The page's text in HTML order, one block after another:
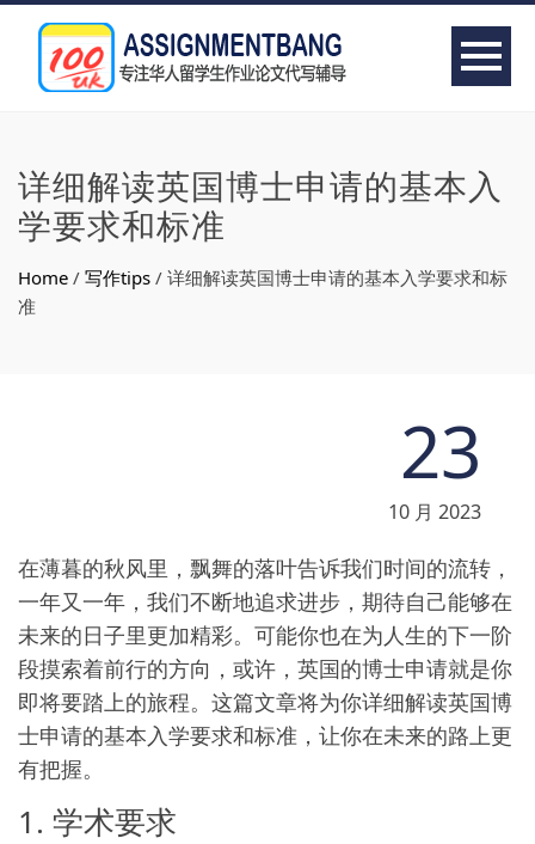
详细解读英国博士申请的基本入
学要求和标准
Home / 写作tips / 详细解读英国博士申请的基本入学要求和标
准
23
10 月 2023
在薄暮的秋风里，飘舞的落叶告诉我们时间的流转，
一年又一年，我们不断地追求进步，期待自己能够在
未来的日子里更加精彩。可能你也在为人生的下一阶
段摸索着前行的方向，或许，英国的博士申请就是你
即将要踏上的旅程。这篇文章将为你详细解读英国博
士申请的基本入学要求和标准，让你在未来的路上更
有把握。
1. 学术要求